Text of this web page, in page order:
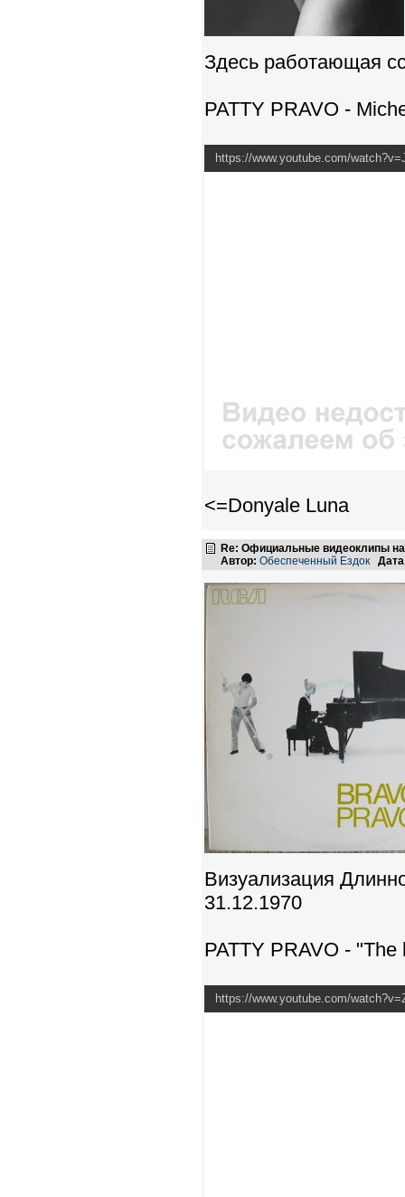
Здесь работающая
PATTY PRAVO -
https://www.youtube.com/
<=Donyale Luna
Re: Официальные видеоклипы
Автор: Обеспеченный Ездок
Визуализация
31.12.1970
PATTY PRAVO -
https://www.youtube.com/